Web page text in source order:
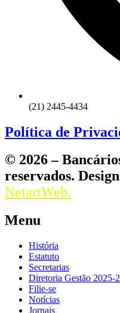
(21) 2445-4434
Política de
© 2026 –
reservados.
NetartWeb.
Menu
História
Estatuto
Secretarias
Diretoria Gestão 2025-
Filie-se
Notícias
Jornais